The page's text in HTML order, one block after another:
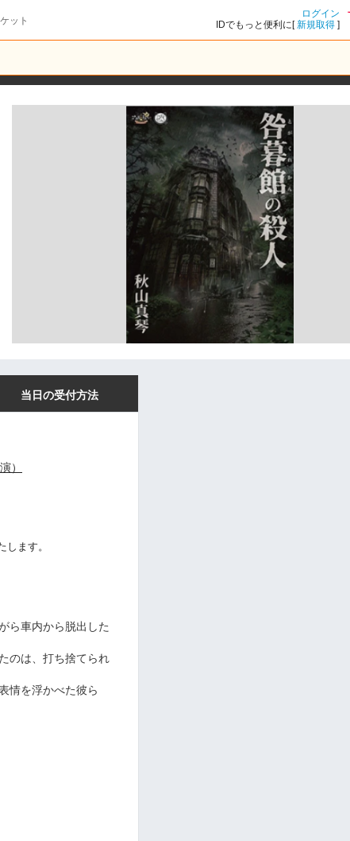
ット
ログイン
IDでもっと便利に[新規取得 ]
当日の受付方法
）
します。
ら車内から脱出した
のは、打ち捨てられ
情を浮かべた彼ら